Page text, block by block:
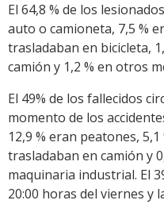
El 64,8 % de los
auto o camioneta, 7,5 %
trasladaban en bicicleta,
camión y 1,2 % en otros
El 49% de los fallecidos
momento de los
12,9 % eran peatones, 5,1
trasladaban en camión y
maquinaria industrial. El
20:00 horas del viernes y